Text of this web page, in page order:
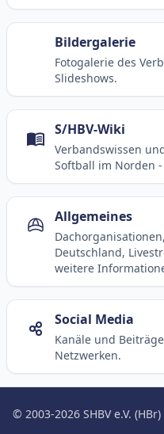
Bildergalerie
Fotogalerie des
Slideshows.
S/HBV-Wiki
Verbandswissen
Softball im Norden
Allgemeines
Deutschland,
weitere
Social Media
Kanäle und
Netzwerken.
© 2003-2026 SHBV e.V. (HBr)